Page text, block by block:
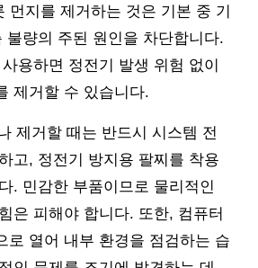
먼지를 제거하는 것은 기본 중 기
불량의 주된 원인을 차단합니다.
용하면 정전기 발생 위험 없이
제거할 수 있습니다.
제거할 때는 반드시 시스템 전
고, 정전기 방지용 팔찌를 착용
. 민감한 부품이므로 물리적인
은 피해야 합니다. 또한, 컴퓨터
로 열어 내부 환경을 점검하는 습